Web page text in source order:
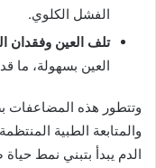
الفشل الكلوي.
تلف العين وفقدان
العين بسهولة، ما
وتتطور هذه المضاعفات
والمتابعة الطبية
الدم يبدأ بتبني نمط